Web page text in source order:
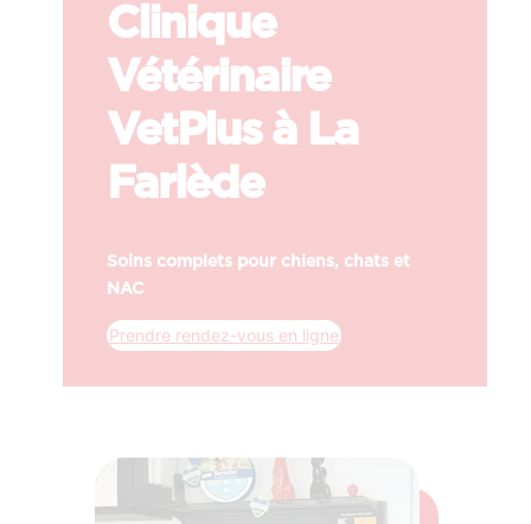
Clinique
Vétérinaire
VetPlus à La
Farlède
Soins complets pour chiens, chats et
NAC
Prendre rendez-vous en ligne